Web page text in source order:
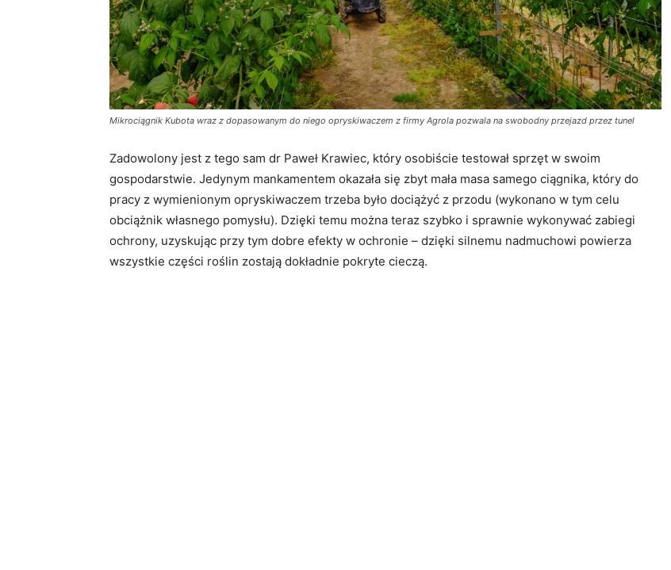
Mikrociągnik Kubota wraz z dopasowanym do niego opryskiwaczem z firmy Agrola pozwala na swobodny przejazd przez tunel
Zadowolony jest z tego sam dr Paweł Krawiec, który osobiście testował sprzęt w swoim
gospodarstwie. Jedynym mankamentem okazała się zbyt mała masa samego ciągnika, który do
pracy z wymienionym opryskiwaczem trzeba było dociążyć z przodu (wykonano w tym celu
obciążnik własnego pomysłu). Dzięki temu można teraz szybko i sprawnie wykonywać zabiegi
ochrony, uzyskując przy tym dobre efekty w ochronie – dzięki silnemu nadmuchowi powierza
wszystkie części roślin zostają dokładnie pokryte cieczą.